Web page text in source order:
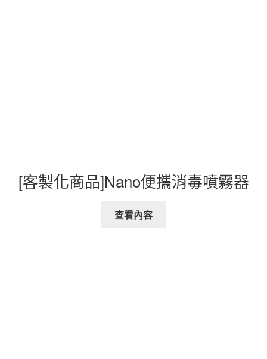
[客製化商品]Nano便攜消毒噴霧器
查看內容